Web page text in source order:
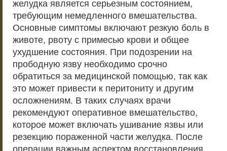
желудка является серьезным состоянием,
требующим немедленного вмешательства.
Основные симптомы включают резкую боль в
животе, рвоту с примесью крови и общее
ухудшение состояния. При подозрении на
прободную язву необходимо срочно
обратиться за медицинской помощью, так как
это может привести к перитониту и другим
осложнениям. В таких случаях врачи
рекомендуют оперативное вмешательство,
которое может включать ушивание язвы или
резекцию пораженной части желудка. После
операции важным аспектом восстановления